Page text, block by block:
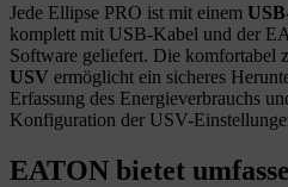
Jede Ellipse PRO ist mit einem
komplett mit USB-Kabel und der
Software geliefert. Die komfortabel
USV ermöglicht ein sicheres
Erfassung des Energieverbrauchs
Konfiguration der USV-
EATON bietet